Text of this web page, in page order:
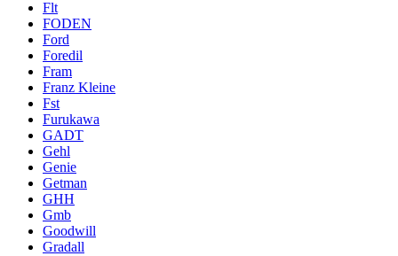
Flt
FODEN
Ford
Foredil
Fram
Franz Kleine
Fst
Furukawa
GADT
Gehl
Genie
Getman
GHH
Gmb
Goodwill
Gradall